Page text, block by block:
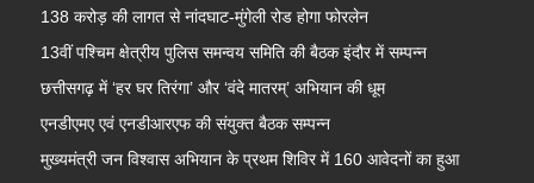
138 करोड़ की लागत से नांदघाट-मुंगेली रोड होगा फोरलेन
13वीं पश्चिम क्षेत्रीय पुलिस समन्वय समिति की बैठक इंदौर में सम्पन्न
छत्तीसगढ़ में ‘हर घर तिरंगा’ और ‘वंदे मातरम्’ अभियान की धूम
एनडीएमए एवं एनडीआरएफ की संयुक्त बैठक सम्पन्न
मुख्यमंत्री जन विश्वास अभियान के प्रथम शिविर में 160 आवेदनों का हुआ